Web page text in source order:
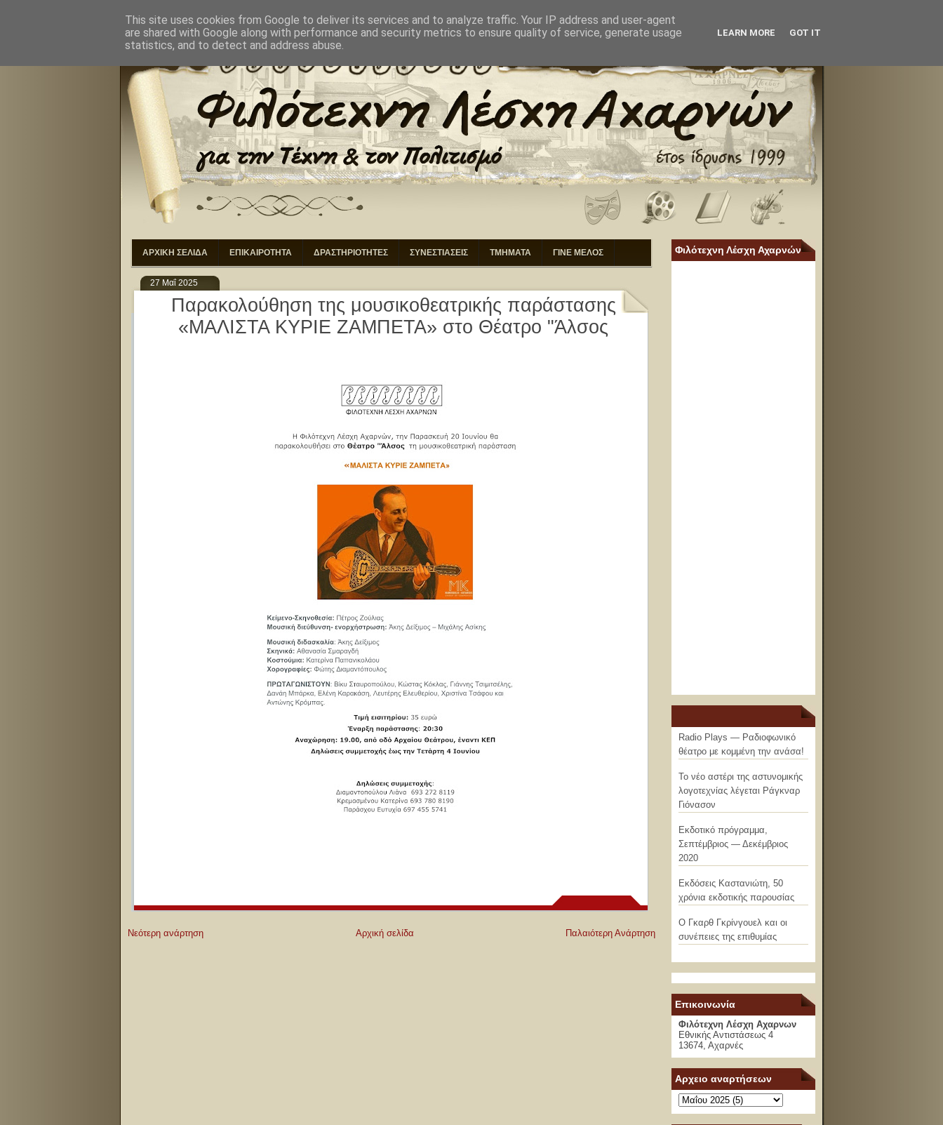
ΑΡΧΙΚΗ ΣΚΟΠΟΙ ΔΙΟΙΚΗΣΗ ΕΠΙΚΟΙΝΩΝΙΑ
ΑΡΧΙΚΗ ΣΕΛΙΔΑ ΕΠΙΚΑΙΡΟΤΗΤΑ ΔΡΑΣΤΗΡΙΟΤΗΤΕΣ ΣΥΝΕΣΤΙΑΣΕΙΣ ΤΜΗΜΑΤΑ ΓΙΝΕ ΜΕΛΟΣ
27 Μαΐ 2025
Παρακολούθηση της μουσικοθεατρικής παράστασης
«ΜΑΛΙΣΤΑ ΚΥΡΙΕ ΖΑΜΠΕΤΑ» στο Θέατρο "Άλσος
Νεότερη ανάρτηση Παλαιότερη Ανάρτηση
Αρχική σελίδα
Φιλότεχνη Λέσχη Αχαρνών
Radio Plays — Ραδιοφωνικό
θέατρο με κομμένη την ανάσα!
Το νέο αστέρι της αστυνομικής
λογοτεχνίας λέγεται Ράγκναρ
Γιόνασον
Εκδοτικό πρόγραμμα,
Σεπτέμβριος — Δεκέμβριος
2020
Εκδόσεις Καστανιώτη, 50
χρόνια εκδοτικής παρουσίας
Ο Γκαρθ Γκρίνγουελ και οι
συνέπειες της επιθυμίας
Επικοινωνία
Φιλότεχνη Λέσχη Αχαρνων
Εθνικής Αντιστάσεως 4
13674, Αχαρνές
Αρχειο αναρτήσεων
This site uses cookies from Google to deliver its services and to analyze traffic. Your IP address and user-agent
are shared with Google along with performance and security metrics to ensure quality of service, generate usage
statistics, and to detect and address abuse.
LEARN MORE GOT IT